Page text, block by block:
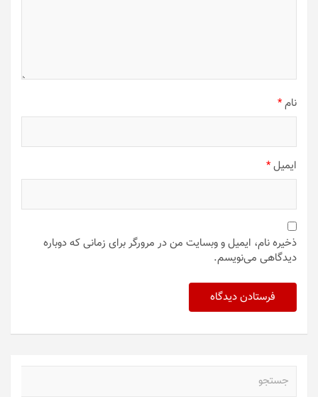
نام*
ایمیل*
ذخیره نام، ایمیل و وبسایت من در مرورگر برای زمانی که دوباره
دیدگاهی می‌نویسم.